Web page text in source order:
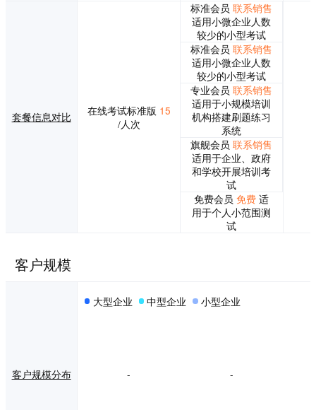
套餐信息对比 在线考试标准版 15
/人次
标准会员 联系销售
适用小微企业人数
较少的小型考试
标准会员 联系销售
适用小微企业人数
较少的小型考试
专业会员 联系销售
适用于小规模培训
机构搭建刷题练习
系统
旗舰会员 联系销售
适用于企业、政府
和学校开展培训考
试
免费会员免费 适
用于个人小范围测
试
客户规模
客户规模分布
大型企业 中型企业 小型企业
- -